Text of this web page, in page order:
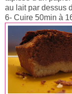
au lait par dessus
6- Cuire 50min à